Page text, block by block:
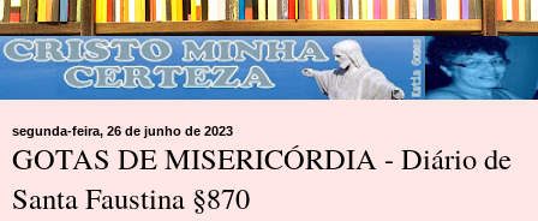
segunda-feira, 26 de junho de 2023
GOTAS DE MISERICÓRDIA - Diário de
Santa Faustina §870